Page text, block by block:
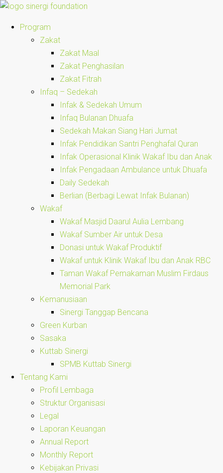
Program
Zakat
Zakat Maal
Zakat Penghasilan
Zakat Fitrah
Infaq – Sedekah
Infak & Sedekah Umum
Infaq Bulanan Dhuafa
Sedekah Makan Siang Hari Jumat
Infak Pendidikan Santri Penghafal Quran
Infak Operasional Klinik Wakaf Ibu dan Anak
Infak Pengadaan Ambulance untuk Dhuafa
Daily Sedekah
Berlian (Berbagi Lewat Infak Bulanan)
Wakaf
Wakaf Masjid Daarul Aulia Lembang
Wakaf Sumber Air untuk Desa
Donasi untuk Wakaf Produktif
Wakaf untuk Klinik Wakaf Ibu dan Anak RBC
Taman Wakaf Pemakaman Muslim Firdaus
Memorial Park
Kemanusiaan
Sinergi Tanggap Bencana
Green Kurban
Sasaka
Kuttab Sinergi
SPMB Kuttab Sinergi
Tentang Kami
Profil Lembaga
Struktur Organisasi
Legal
Laporan Keuangan
Annual Report
Monthly Report
Kebijakan Privasi